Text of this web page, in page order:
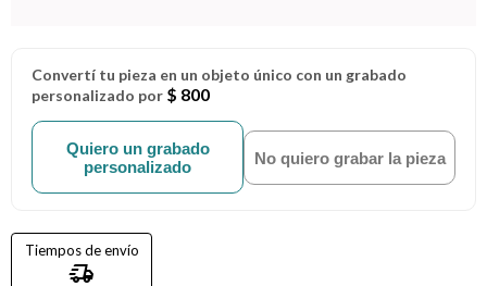
Convertí tu pieza en un objeto único con un grabado
personalizado por $ 800
Quiero un grabado
personalizado
No quiero grabar la pieza
Tiempos de envío
delivery_truck_speed
Compromiso
Día del niño